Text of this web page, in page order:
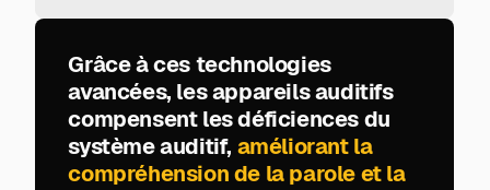
Grâce à ces technologies
avancées, les appareils auditifs
compensent les déficiences du
système auditif, améliorant la
compréhension de la parole et la